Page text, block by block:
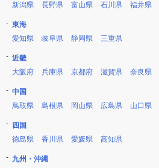
新潟県
長野県 富山県 石川県 福井県
東海
愛知県
岐阜県 静岡県 三重県
近畿
大阪府
兵庫県 京都府 滋賀県 奈良県
中国
鳥取県
島根県 岡山県 広島県 山口県
四国
徳島県
香川県 愛媛県 高知県
九州・沖縄